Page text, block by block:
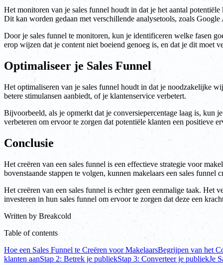
Het monitoren van je sales funnel houdt in dat je het aantal
Dit kan worden gedaan met verschillende analysetools, zoals
Door je sales funnel te monitoren, kun je identificeren welke fasen
erop wijzen dat je content niet boeiend genoeg is, en dat je dit moet
Optimaliseer je Sales Funnel
Het optimaliseren van je sales funnel houdt in dat je noodzakelijke
betere stimulansen aanbiedt, of je klantenservice verbetert.
Bijvoorbeeld, als je opmerkt dat je conversiepercentage laag is, kun
verbeteren om ervoor te zorgen dat potentiële klanten een positieve
Conclusie
Het creëren van een sales funnel is een effectieve strategie voor
bovenstaande stappen te volgen, kunnen makelaars een sales
Het creëren van een sales funnel is echter geen eenmalige taak.
investeren in hun sales funnel om ervoor te zorgen dat deze een
Written by Breakcold
Table of contents
Hoe een Sales Funnel te Creëren voor MakelaarsBegrijpen van het
klanten aanStap 2: Betrek je publiekStap 3: Converteer je publiekJe